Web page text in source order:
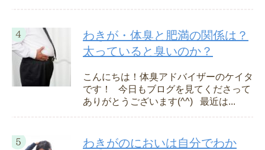
わきが・体臭と肥満の関係は？
太っていると臭いのか？
こんにちは！体臭アドバイザーのケイタ
です！ 今日もブログを見てくださって
ありがとうございます(^^) 最近は...
わきがのにおいは自分でわか